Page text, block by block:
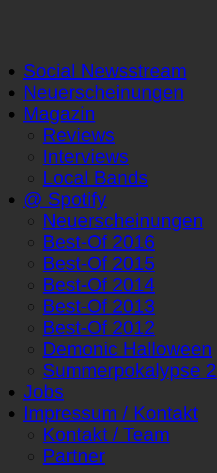
Social Newsstream
Neuerscheinungen
Magazin
Reviews
Interviews
Local Bands
@ Spotify
Neuerscheinungen
Best-Of 2016
Best-Of 2015
Best-Of 2014
Best-Of 2013
Best-Of 2012
Demonic Halloween
Summerpokalypse
Jobs
Impressum / Kontakt
Kontakt / Team
Partner